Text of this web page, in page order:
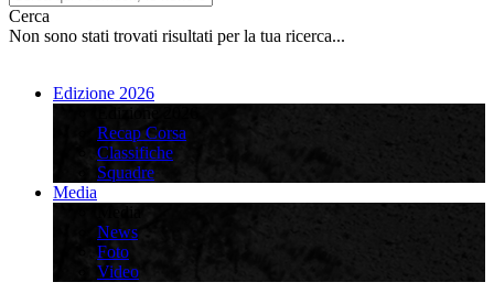
Cerca
Non sono stati trovati risultati per la tua ricerca...
Edizione 2026
Recap Corsa
Classifiche
Squadre
Media
News
Foto
Video